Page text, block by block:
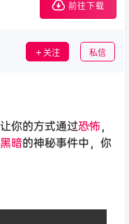
前往下载
关注 私信
你的方式通过恐怖，
黑暗的神秘事件中，你